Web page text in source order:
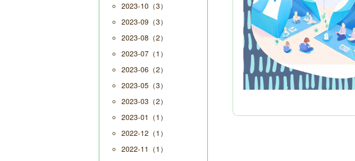
2023-10（3）
2023-09（3）
2023-08（2）
2023-07（1）
2023-06（2）
2023-05（3）
2023-03（2）
2023-01（1）
2022-12（1）
2022-11（1）